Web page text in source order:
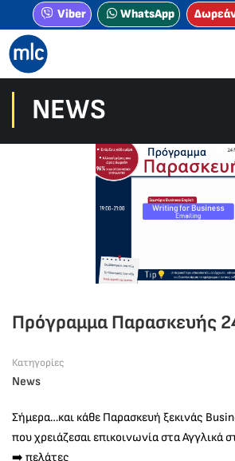
Viber WhatsApp
NEWS
Πρόγραμμα Παρασκευής
Κατηγορίες
News
Σήμερα…και κάθε Παρασκευή ξεκινάς
που χρειάζεσαι επικοινωνία στα Αγγλικά
➡️ πελάτες